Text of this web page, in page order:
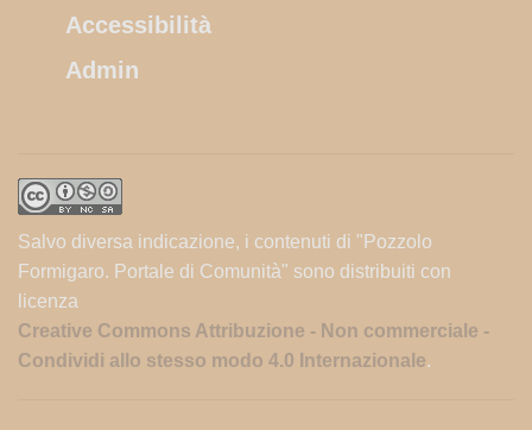
Accessibilità
Admin
Salvo diversa indicazione, i contenuti di "Pozzolo
Formigaro. Portale di Comunità" sono distribuiti con
licenza
Creative Commons Attribuzione - Non commerciale -
Condividi allo stesso modo 4.0 Internazionale.